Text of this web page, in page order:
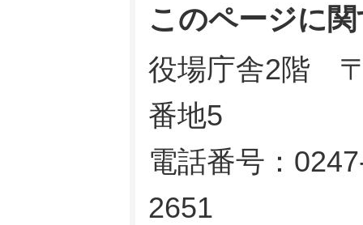
このページに
役場庁舎2階
番地5
電話番号：
2651